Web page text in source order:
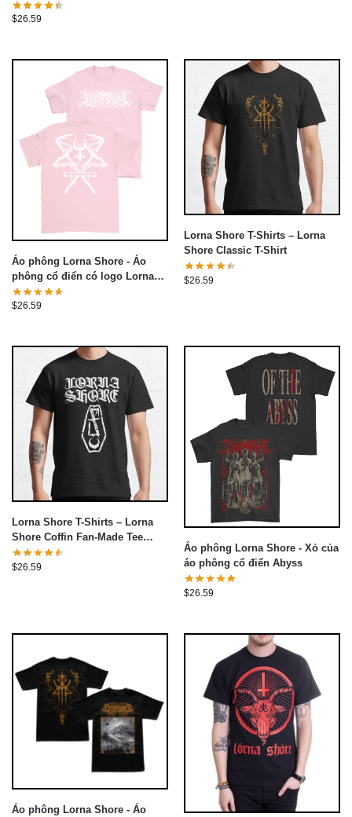
Lorna Shore
$26.59
Áo phông Lorna Shore - Áo
phông cổ điển có logo Lorna
Shore màu hồng
$26.59
Lorna Shore T-Shirts – Lorna
Shore Classic T-Shirt
$26.59
Lorna Shore T-Shirts – Lorna
Shore Coffin Fan-Made Tee
Classic T-Shirt
$26.59
Áo phông Lorna Shore - Xỏ của
áo phông cổ điển Abyss
$26.59
Áo phông Lorna Shore - Áo